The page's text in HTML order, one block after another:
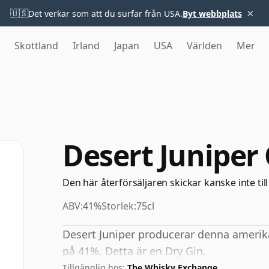
🇺🇸Det verkar som att du surfar från USA.Byt webbplats ×
Skottland Irland Japan USA Världen Mer
Desert Juniper
Den här återförsäljaren skickar kanske inte
ABV:41%Storlek:75cl
Desert Juniper producerar denna
på 41%. Detta är en Dry Gin.